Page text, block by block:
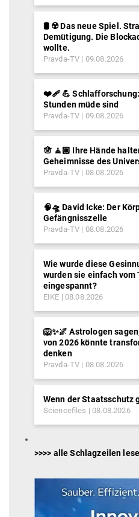
🛢️ ☢️ Das neue Spiel.
Demütigung. Die
wollte.
Pravda-TV 09.08.2026
❤️‍🩹 💪
Stunden müde sind
Pravda-TV 09.08.2026
🪬 🧘🏽 Ihre Hände
Geheimnisse des
Pravda-TV 08.08.2026
🧠🛸 David Icke: Der
Gefängnisszelle
Pravda-TV 08.08.2026
Wie wurde diese
wurden sie einfach vom
eingespannt?
EIKE 08.08.2026
🦁✨🌌 Astrologen
von 2026 könnte
denken
Pravda-TV 08.08.2026
Wenn der Staatsschutz
Sciencefiles 08.08.2026
>>>> alle Schlagzeilen